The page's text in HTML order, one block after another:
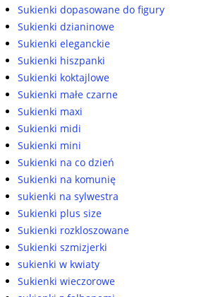
Sukienki dopasowane do figury
Sukienki dzianinowe
Sukienki eleganckie
Sukienki hiszpanki
Sukienki koktajlowe
Sukienki małe czarne
Sukienki maxi
Sukienki midi
Sukienki mini
Sukienki na co dzień
Sukienki na komunię
sukienki na sylwestra
Sukienki plus size
Sukienki rozkloszowane
Sukienki szmizjerki
sukienki w kwiaty
Sukienki wieczorowe